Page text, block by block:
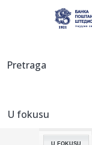
23:42:Kraj za
23:32:
Pretraga
U fokusu
U FOKUSU